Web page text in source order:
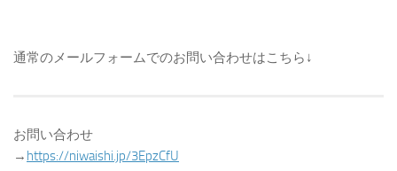
通常のメールフォームでのお問い合わせはこちら↓
お問い合わせ
→ https://niwaishi.jp/3EpzCfU